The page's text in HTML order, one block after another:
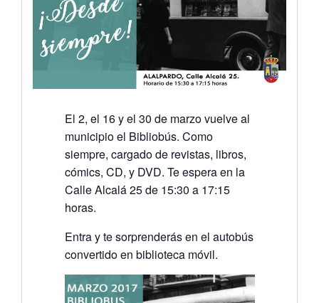
El 2, el 16 y el 30 de marzo vuelve al
municipio el Bibliobús. Como
siempre, cargado de revistas, libros,
cómics, CD, y DVD. Te espera en la
Calle Alcalá 25 de 15:30 a 17:15
horas.
Entra y te sorprenderás en el autobús
convertido en biblioteca móvil.